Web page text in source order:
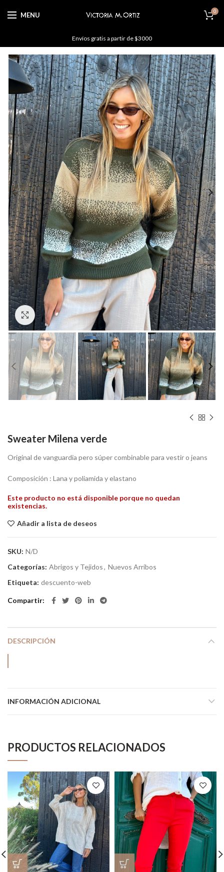
MENU 0
Envíos gratis a partir de $3000
Hacer zoom
Sweater Milena verde
Original de vanguardia pero súper combinable para vestir o jeans
Composición : Lana y poliamida y elastano
Este producto no está disponible porque no quedan
existencias.
Añadir a lista de deseos
SKU: N/D
Categorías: Abrigos y Tejidos, Nuevos Arribos
Etiqueta: descuento-web
Compartir
DESCRIPCIÓN
INFORMACIÓN ADICIONAL
PRODUCTOS RELACIONADOS